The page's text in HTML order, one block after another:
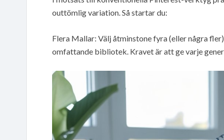
outtömlig variation. Så startar du:
Flera Mallar: Välj åtminstone fyra (eller några
omfattande bibliotek. Kravet är att ge varje